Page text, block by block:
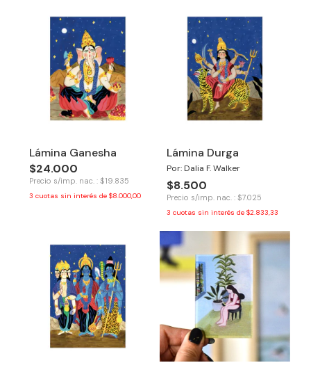
Lámina Ganesha
$24.000
Precio s/imp. nac. : $19.835
3 cuotas sin interés de $8.000,00
Lámina Durga
Por: Dalia F. Walker
$8.500
Precio s/imp. nac. : $7.025
3 cuotas sin interés de $2.833,33